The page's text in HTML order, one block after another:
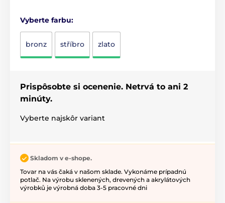
Vyberte farbu:
bronz stříbro zlato
Prispôsobte si ocenenie. Netrvá to ani 2
minúty.
Vyberte najskôr variant
Skladom v e-shope.
Tovar na vás čaká v našom sklade. Vykonáme prípadnú
potlač. Na výrobu sklenených, drevených a akrylátových
výrobků je výrobná doba 3-5 pracovné dni